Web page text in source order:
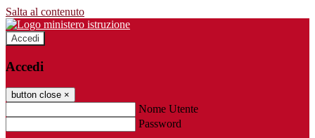
Salta al contenuto
Accedi
Accedi
button close ×
Nome Utente
Password